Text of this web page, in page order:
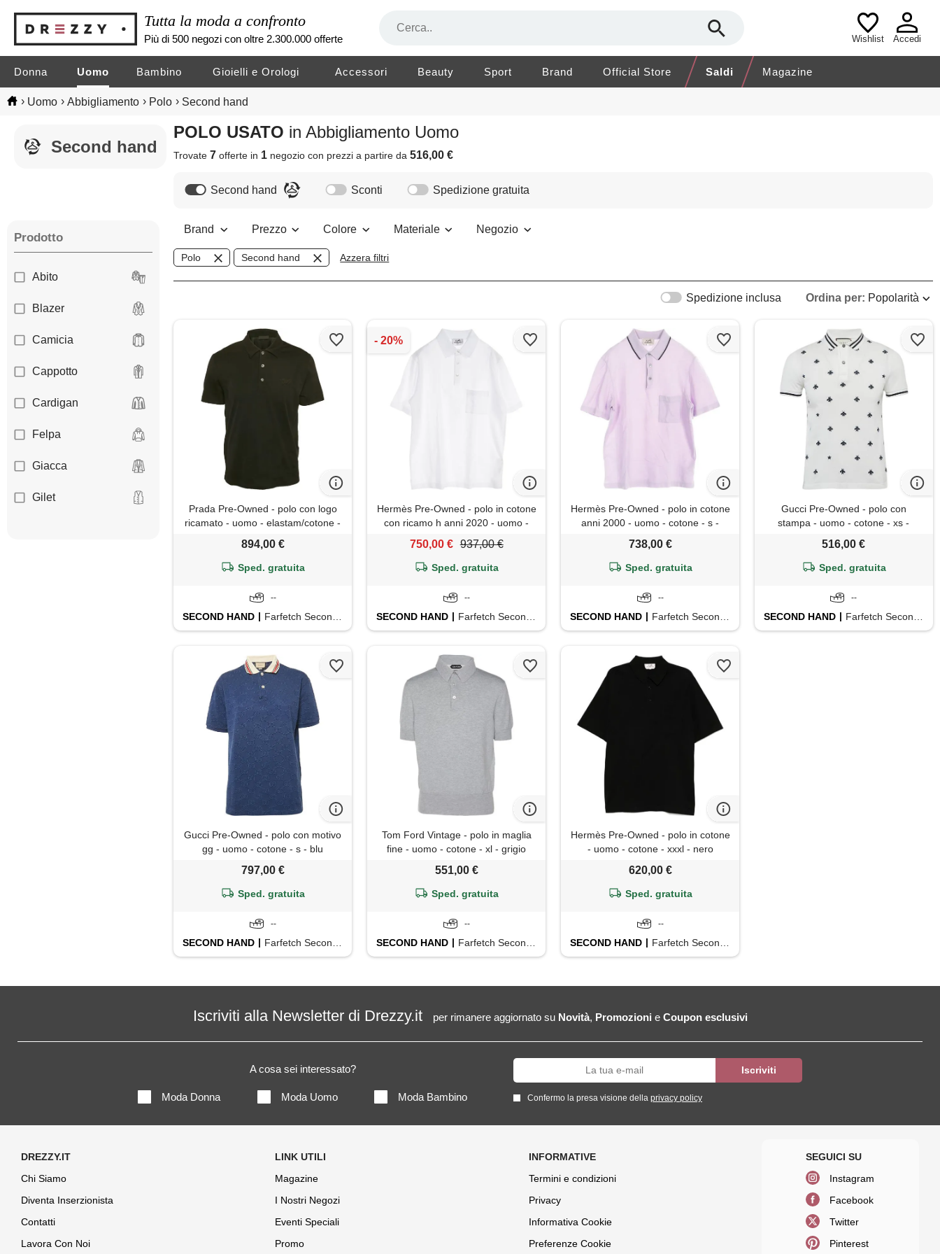
Tutta la moda a confronto
Più di 500 negozi con oltre 2.300.000 offerte Wishlist Accedi
Donna Uomo Bambino Gioielli e Orologi Accessori Beauty Sport Brand Official Store Saldi Magazine
› Uomo › Abbigliamento › Polo › Second hand
POLO USATO in Abbigliamento Uomo
Trovate7 offerte in 1 negoziocon prezzi a partire da516,00 €
Second hand
Prodotto
Abito
Blazer
Camicia
Cappotto
Cardigan
Felpa
Giacca
Gilet
Second hand Sconti Spedizione gratuita
Brand Prezzo Colore Materiale Negozio
Polo Second hand Azzera filtri
Ordina per: Popolarità
Spedizione inclusa
Prada Pre-Owned - polo con logo
ricamato - uomo - elastam/cotone -
xl - nero
894,00 €
Sped. gratuita
--
SECOND HAND Farfetch Second Hand
Hermès Pre-Owned - polo in cotone
con ricamo h anni 2020 - uomo -
cotone - l - bianco
750,00 € 937,00 €
Sped. gratuita
--
SECOND HAND Farfetch Second Hand
Hermès Pre-Owned - polo in cotone
anni 2000 - uomo - cotone - s -
viola
738,00 €
Sped. gratuita
--
SECOND HAND Farfetch Second Hand
Gucci Pre-Owned - polo con
stampa - uomo - cotone - xs -
bianco
516,00 €
Sped. gratuita
--
SECOND HAND Farfetch Second Hand
Gucci Pre-Owned - polo con motivo
gg - uomo - cotone - s - blu
797,00 €
Sped. gratuita
--
SECOND HAND Farfetch Second Hand
Tom Ford Vintage - polo in maglia
fine - uomo - cotone - xl - grigio
551,00 €
Sped. gratuita
--
SECOND HAND Farfetch Second Hand
Hermès Pre-Owned - polo in cotone
- uomo - cotone - xxxl - nero
620,00 €
Sped. gratuita
--
SECOND HAND Farfetch Second Hand
Iscriviti alla Newsletter di Drezzy.it per rimanere aggiornato su Novità, Promozioni e Coupon esclusivi
A cosa sei interessato?
Moda Donna Moda Uomo Moda Bambino Confermo la presa visione della privacy policy
Chi Siamo
Diventa Inserzionista
Contatti
Lavora Con Noi
Magazine
I Nostri Negozi
Eventi Speciali
Promo
Termini e condizioni
Privacy
Informativa Cookie
Preferenze Cookie
Instagram
Facebook
Twitter
Pinterest